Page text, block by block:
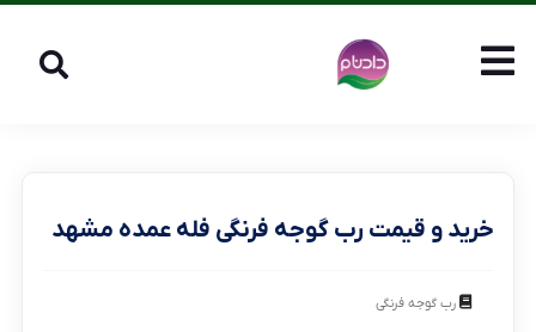
خرید و قیمت رب گوجه فرنگی فله عمده مشهد
رب گوجه فرنگی